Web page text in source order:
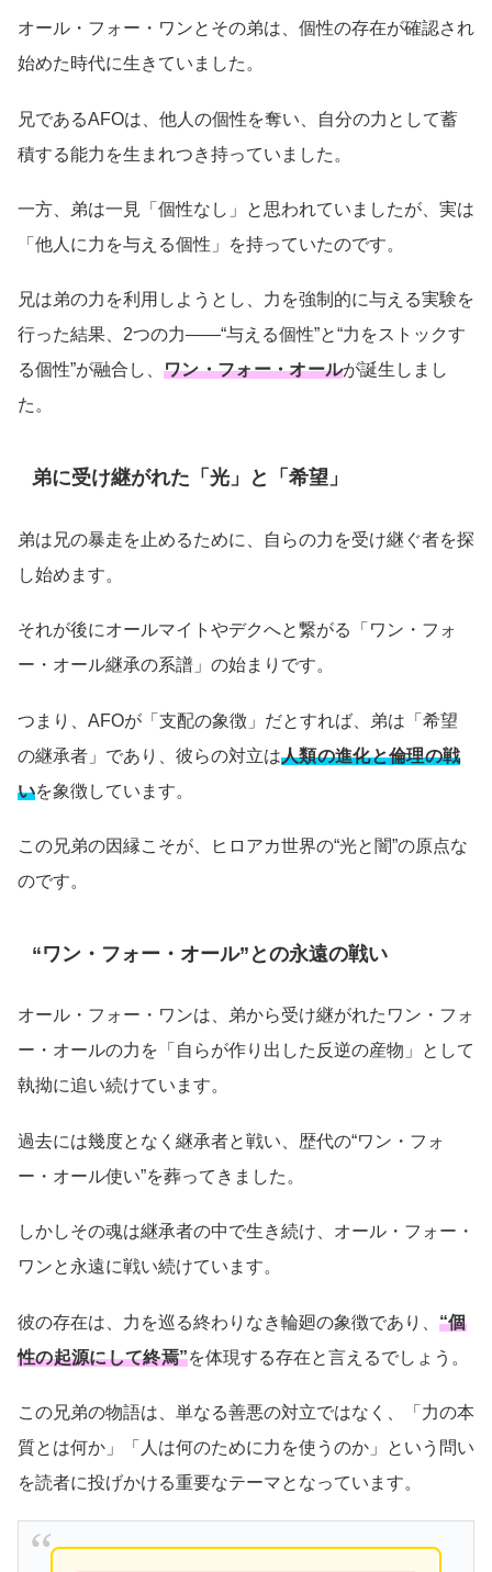
オール・フォー・ワンとその弟は、個性の存在が確認され
始めた時代に生きていました。
兄であるAFOは、他人の個性を奪い、自分の力として蓄
積する能力を生まれつき持っていました。
一方、弟は一見「個性なし」と思われていましたが、実は
「他人に力を与える個性」を持っていたのです。
兄は弟の力を利用しようとし、力を強制的に与える実験を
行った結果、2つの力――“与える個性”と“力をストックす
る個性”が融合し、 ワン・フォー・オールが誕生しまし
た。
弟に受け継がれた「光」と「希望」
弟は兄の暴走を止めるために、自らの力を受け継ぐ者を探
し始めます。
それが後にオールマイトやデクへと繋がる「ワン・フォ
ー・オール継承の系譜」の始まりです。
つまり、AFOが「支配の象徴」だとすれば、弟は「希望
の継承者」であり、彼らの対立は人類の進化と倫理の戦
いを象徴しています。
この兄弟の因縁こそが、ヒロアカ世界の“光と闇”の原点な
のです。
“ワン・フォー・オール”との永遠の戦い
オール・フォー・ワンは、弟から受け継がれたワン・フォ
ー・オールの力を「自らが作り出した反逆の産物」として
執拗に追い続けています。
過去には幾度となく継承者と戦い、歴代の“ワン・フォ
ー・オール使い”を葬ってきました。
しかしその魂は継承者の中で生き続け、オール・フォー・
ワンと永遠に戦い続けています。
彼の存在は、力を巡る終わりなき輪廻の象徴であり、 “個
性の起源にして終焉”を体現する存在と言えるでしょう。
この兄弟の物語は、単なる善悪の対立ではなく、「力の本
質とは何か」「人は何のために力を使うのか」という問い
を読者に投げかける重要なテーマとなっています。